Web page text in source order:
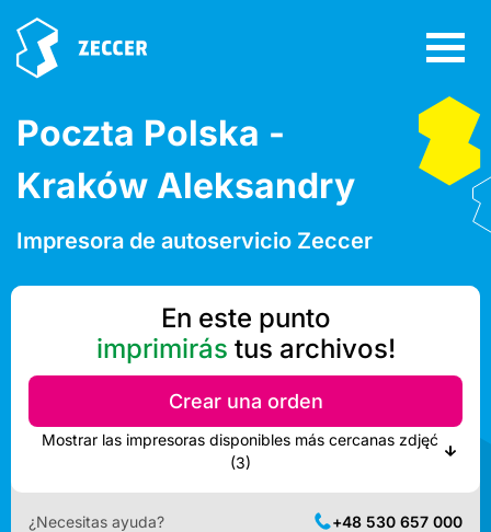
Poczta Polska -
Kraków Aleksandry
Impresora de autoservicio Zeccer
En este punto
imprimirás tus archivos!
Crear una orden
Mostrar las impresoras disponibles más cercanas zdjęć
(3)
¿Necesitas ayuda? +48 530 657 000